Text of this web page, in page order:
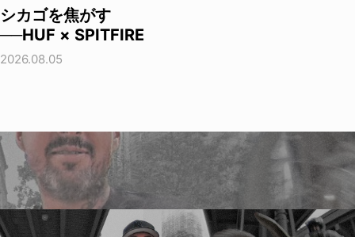
シカゴを焦がす
──HUF × SPITFIRE
2026.08.05